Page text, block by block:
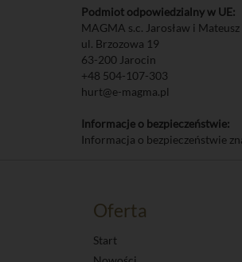
Podmiot odpowiedzialny w UE:
MAGMA s.c. Jarosław i Mateusz
ul. Brzozowa 19
63-200 Jarocin
+48 504-107-303
hurt@e-magma.pl
Informacje o bezpieczeństwie:
Informacja o bezpieczeństwie
Oferta
Start